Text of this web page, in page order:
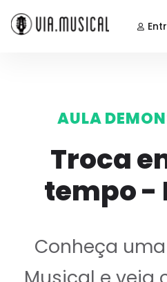
AULA
Troca
tempo -
Conheça